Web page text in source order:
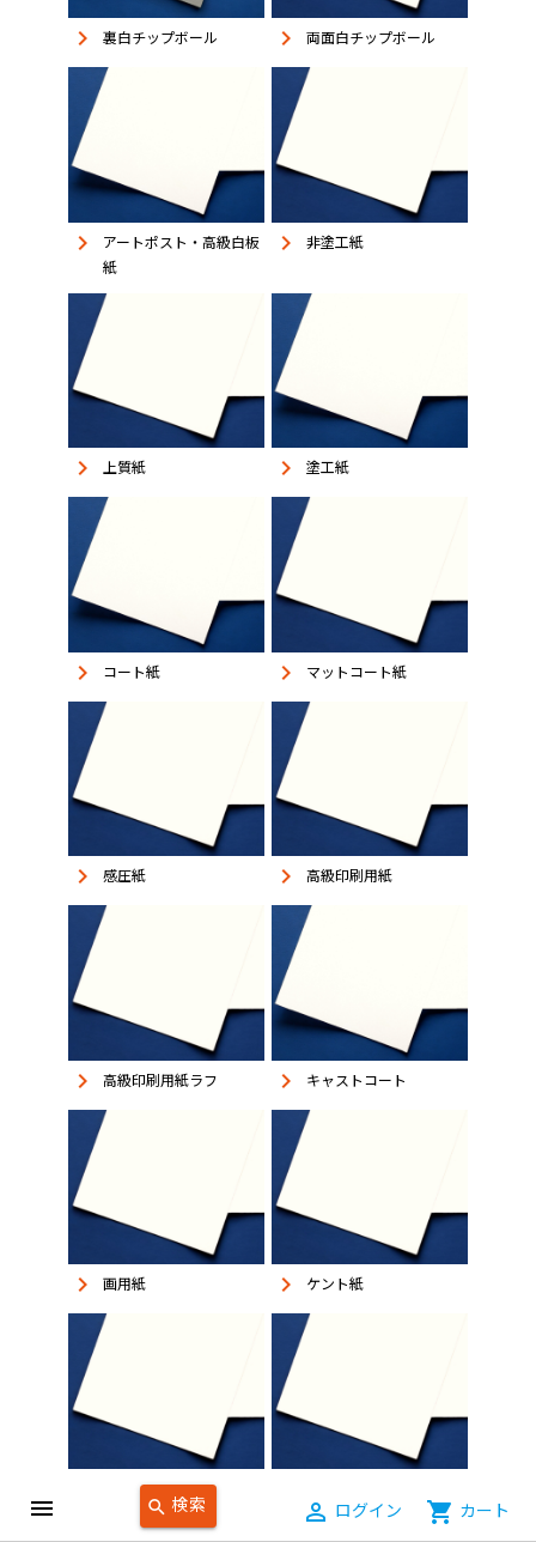
menu search 検索 person_outline ログイン shopping_cart カート
keyboard_arrow_right 裏白チップボール keyboard_arrow_right 両面白チップボール
keyboard_arrow_right
アートポスト・高級白板
紙
keyboard_arrow_right 非塗工紙
keyboard_arrow_right 上質紙 keyboard_arrow_right 塗工紙
keyboard_arrow_right コート紙 keyboard_arrow_right マットコート紙
keyboard_arrow_right 感圧紙 keyboard_arrow_right 高級印刷用紙
keyboard_arrow_right 高級印刷用紙ラフ keyboard_arrow_right キャストコート
keyboard_arrow_right 画用紙 keyboard_arrow_right ケント紙
インクジェット紙